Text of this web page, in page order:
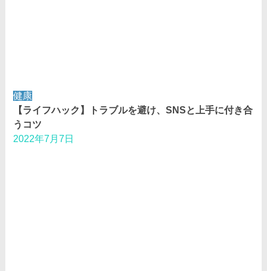
健康
【ライフハック】トラブルを避け、SNSと上手に付き合
うコツ
2022年7月7日